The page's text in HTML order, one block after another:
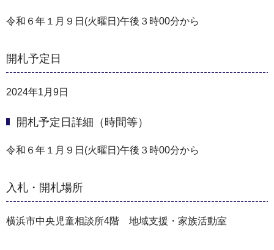
令和６年１月９日(火曜日)午後３時00分から
開札予定日
2024年1月9日
開札予定日詳細（時間等）
令和６年１月９日(火曜日)午後３時00分から
入札・開札場所
横浜市中央児童相談所4階 地域支援・家族活動室